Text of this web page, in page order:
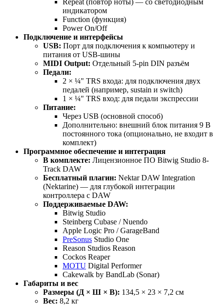
Repeat (повтор ноты) — со светодиодным
индикатором
Function (функция)
Power On/Off
Подключение и интерфейсы
USB: Порт для подключения к компьютеру и
питания от USB-шины
MIDI Output: Отдельный 5-pin DIN разъём
Педали:
2 × ¼" TRS входа: для подключения двух
педалей (например, sustain и switch)
1 × ¼" TRS вход: для педали экспрессии
Питание:
Через USB (основной способ)
Дополнительно: внешний блок питания 9 В
постоянного тока (опционально, не входит в
комплект)
Программное обеспечение и интеграция
В комплекте: Лицензионное ПО Bitwig Studio 8-
Track DAW
Бесплатный плагин: Nektar DAW Integration
(Nektarine) — для глубокой интеграции
контроллера с DAW
Поддерживаемые DAW:
Bitwig Studio
Steinberg Cubase / Nuendo
Apple Logic Pro / GarageBand
PreSonus Studio One
Reason Studios Reason
Cockos Reaper
MOTU Digital Performer
Cakewalk by BandLab (Sonar)
Габариты и вес
Размеры (Д × Ш × В): 134,5 × 23 × 7,2 см
Вес: 8,2 кг